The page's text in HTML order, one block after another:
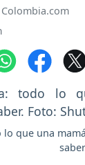
Colombia.com
que una